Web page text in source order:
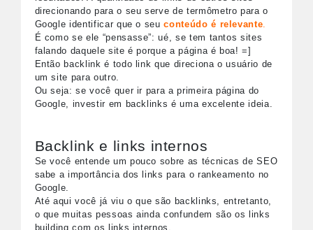
direcionando para o seu serve de termômetro para o
Google identificar que o seu conteúdo é relevante
É como se ele “pensasse”: ué, se tem tantos sites
falando daquele site é porque a página é boa! =]
Então backlink é todo link que direciona o usuário de
um site para outro.
Ou seja: se você quer ir para a primeira página do
Google, investir em backlinks é uma excelente ideia.
Backlink e links internos
Se você entende um pouco sobre as técnicas de SEO
sabe a importância dos links para o rankeamento no
Google.
Até aqui você já viu o que são backlinks, entretanto,
o que muitas pessoas ainda confundem são os links
building com os links internos.